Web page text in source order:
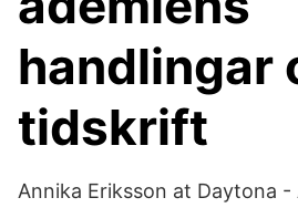
handlingar
tidskrift
Annika Eriksson at Daytona -